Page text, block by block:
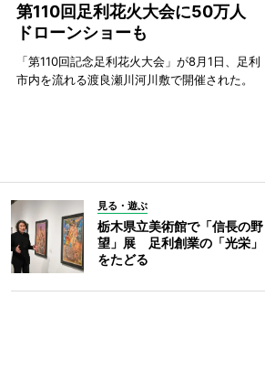
第110回足利花火大会に50万人
ドローンショーも
「第110回記念足利花火大会」が8月1日、足利
市内を流れる渡良瀬川河川敷で開催された。
見る・遊ぶ
栃木県立美術館で「信長の野
望」展 足利創業の「光栄」
をたどる